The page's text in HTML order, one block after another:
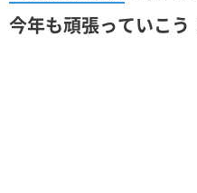
今年も頑張っていこう